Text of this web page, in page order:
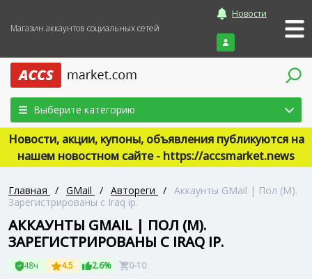
Магазин аккаунтов социальных сетей
Новости
Войти
Выберите категорию
Новости, акции, купоны, объявления публикуются на
нашем новостном сайте - https://accsmarket.news
Главная / GMail / Автореги / Аккаунты GMail | Пол (М).
Зарегистрированы с Iraq ip.
АККАУНТЫ GMAIL | ПОЛ (М).
ЗАРЕГИСТРИРОВАНЫ С IRAQ IP.
48ч 4.5 2.6% 0-10